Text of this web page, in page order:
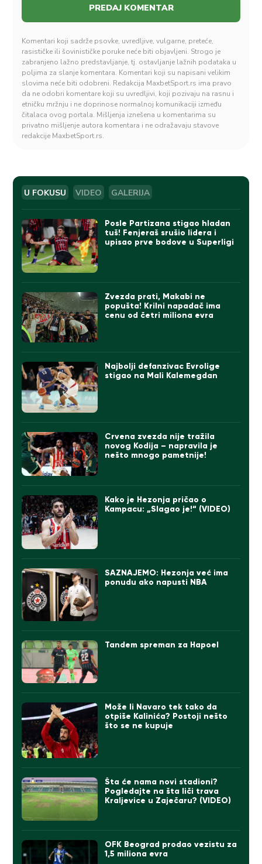
Komentari koji sadrže psovke, uvredljive, vulgarne, preteće,
rasističke ili šovinističke poruke neće biti objavljeni. Strogo je
zabranjeno lažno predstavljanje, tj. ostavljanje lažnih podataka u
poljima za slanje komentara. Komentari koji su napisani velikim
slovima neće biti odobreni. Redakcija MaxbetSport.rs ima pravo
da ne odobri komentare koji su uvredljivi, koji pozivaju na rasnu i
etničku mržnju i ne doprinose normalnoj komunikaciji između
čitalaca ovog portala. Mišljenja iznešena u komentarima su
privatno mišljenje autora komentara i ne odražavaju stavove
redakcije MaxbetSport.rs.
U FOKUSU VIDEO GALERIJA
Posle Partizana stigao hladan
tuš! Fenjeraš srušio lidera i
upisao prve bodove u Superligi
Zvezda prati, Makabi ne
popušta! Krilni napadač ima
cenu od četri miliona evra
Najbolji defanzivac Evrolige
stigao na Mali Kalemegdan
Crvena zvezda nije tražila
novog Kodija – napravila je
nešto mnogo pametnije!
Kako je Hezonja pričao o
Kampacu: „Slagao je!“ (VIDEO)
SAZNAJEMO: Hezonja već ima
ponudu ako napusti NBA
Tandem spreman za Hapoel
Može li Navaro tek tako da
otpiše Kalinića? Postoji nešto
što se ne kupuje
Šta će nama novi stadioni?
Pogledajte na šta liči trava
Kraljevice u Zaječaru? (VIDEO)
OFK Beograd prodao vezistu za
1,5 miliona evra